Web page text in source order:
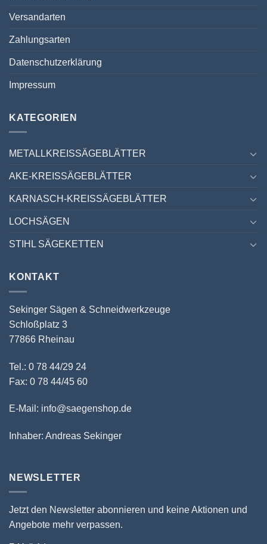
Versandarten
Zahlungsarten
Datenschutzerklärung
Impressum
KATEGORIEN
METALLKREISSÄGEBLÄTTER
AKE-KREISSÄGEBLÄTTER
KARNASCH-KREISSÄGEBLÄTTER
LOCHSÄGEN
STIHL SÄGEKETTEN
KONTAKT
Sekinger Sägen & Schneidwerkzeuge
Schloßplatz 3
77866 Rheinau
Tel.: 0 78 44/29 24
Fax: 0 78 44/45 60
E-Mail: info@saegenshop.de
Inhaber: Andreas Sekinger
NEWSLETTER
Jetzt den Newsletter abonnieren und keine Aktionen und
Angebote mehr verpassen.